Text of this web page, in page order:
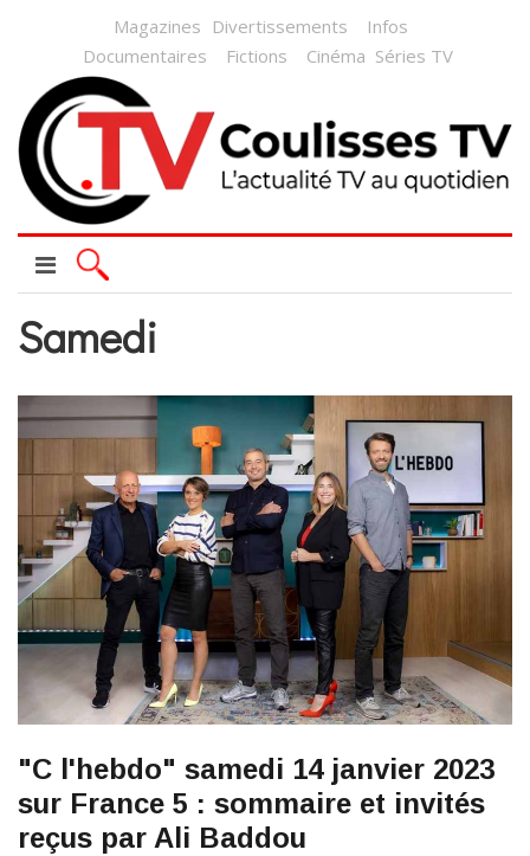
Magazines Divertissements
Infos
Documentaires
Fictions Cinéma Séries TV
Samedi
"C l'hebdo" samedi 14 janvier 2023
sur France 5 : sommaire et invités
reçus par Ali Baddou